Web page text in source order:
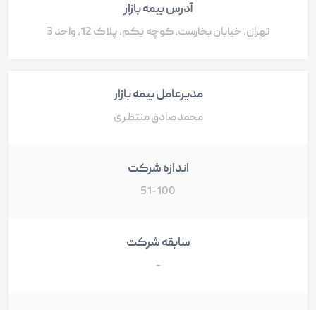
آدرس بیمه بازار
تهران، خیابان بخارست، کوچه یکم، پلاک 12، واحد 3
مدیرعامل بیمه بازار
محمدصادق منتظری
اندازه شرکت
51-100
سابقه شرکت
-